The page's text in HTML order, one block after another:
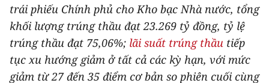
PHÁP LUẬT
DU LỊCH
THẾ GIỚI
trái phiếu Chính phủ cho Kho bạc Nhà nước, tổng
khối lượng trúng thầu đạt 23.269 tỷ đồng, tỷ lệ
trúng thầu đạt 75,06%; lãi suất trúng thầu tiếp
tục xu hướng giảm ở tất cả các kỳ hạn, với mức
giảm từ 27 đến 35 điểm cơ bản so phiên cuối cùng